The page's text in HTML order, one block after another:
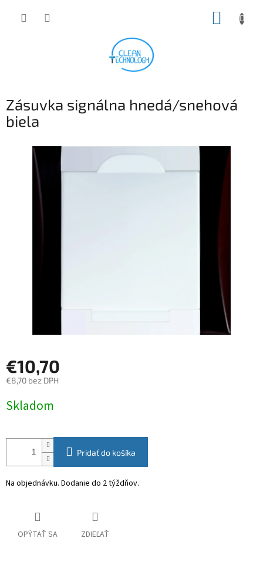
Zásuvka signálna hnedá/snehová
biela
€10,70
€8,70 bez DPH
cena:
Skladom
Pridať do košíka
Na objednávku. Dodanie do 2 týždňov.
OPÝTAŤ SA ZDIEĽAŤ